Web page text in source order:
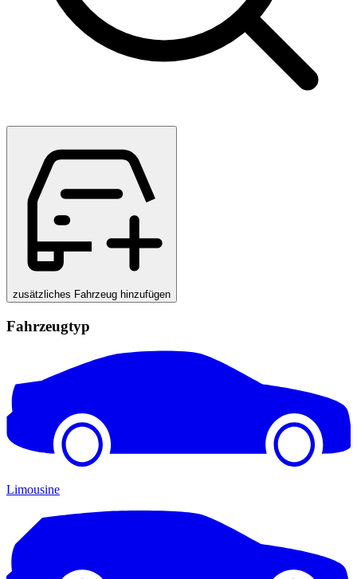
zusätzliches Fahrzeug hinzufügen
Fahrzeugtyp
Limousine